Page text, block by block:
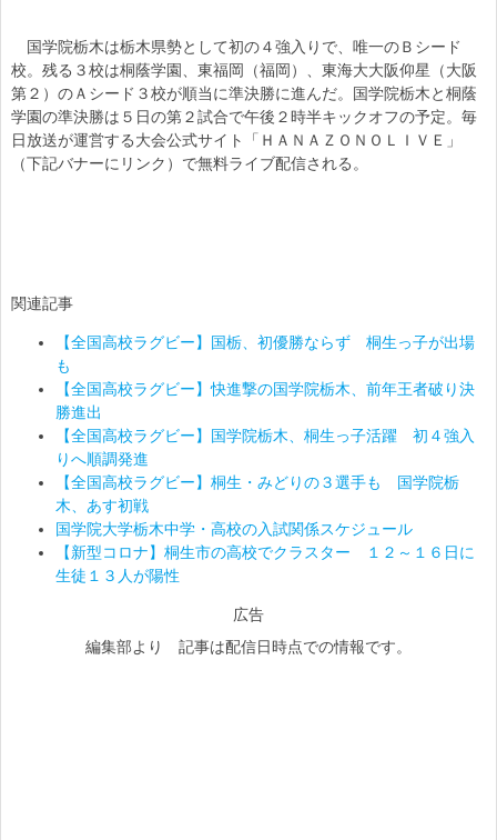
国学院栃木は栃木県勢として初の４強入りで、唯一のＢシード
校。残る３校は桐蔭学園、東福岡（福岡）、東海大大阪仰星（大阪
第２）のＡシード３校が順当に準決勝に進んだ。国学院栃木と桐蔭
学園の準決勝は５日の第２試合で午後２時半キックオフの予定。毎
日放送が運営する大会公式サイト「ＨＡＮＡＺＯＮＯＬＩＶＥ」
（下記バナーにリンク）で無料ライブ配信される。
関連記事
【全国高校ラグビー】国栃、初優勝ならず 桐生っ子が出場
も
【全国高校ラグビー】快進撃の国学院栃木、前年王者破り決
勝進出
【全国高校ラグビー】国学院栃木、桐生っ子活躍 初４強入
りへ順調発進
【全国高校ラグビー】桐生・みどりの３選手も 国学院栃
木、あす初戦
国学院大学栃木中学・高校の入試関係スケジュール
【新型コロナ】桐生市の高校でクラスター １２～１６日に
生徒１３人が陽性
広告
編集部より 記事は配信日時点での情報です。